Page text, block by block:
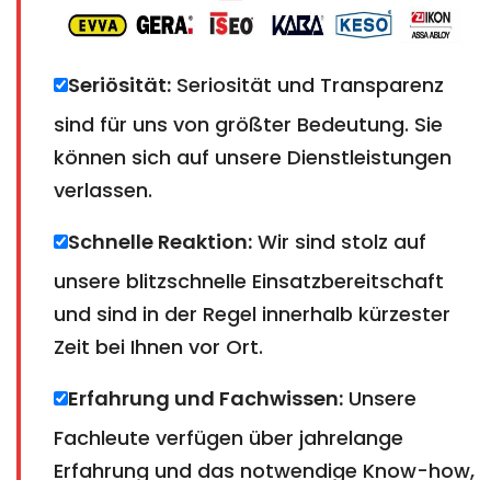
Seriösität: Seriosität und Transparenz
sind für uns von größter Bedeutung. Sie
können sich auf unsere Dienstleistungen
verlassen.
Schnelle Reaktion: Wir sind stolz auf
unsere blitzschnelle Einsatzbereitschaft
und sind in der Regel innerhalb kürzester
Zeit bei Ihnen vor Ort.
Erfahrung und Fachwissen: Unsere
Fachleute verfügen über jahrelange
Erfahrung und das notwendige Know-how,